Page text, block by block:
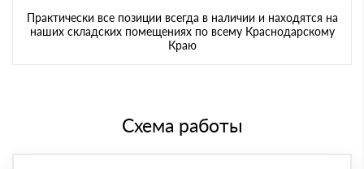
Практически все позиции всегда в наличии и находятся на
наших складских помещениях по всему Краснодарскому
Краю
Схема работы